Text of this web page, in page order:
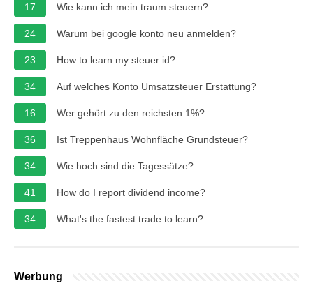
17 Wie kann ich mein traum steuern?
24 Warum bei google konto neu anmelden?
23 How to learn my steuer id?
34 Auf welches Konto Umsatzsteuer Erstattung?
16 Wer gehört zu den reichsten 1%?
36 Ist Treppenhaus Wohnfläche Grundsteuer?
34 Wie hoch sind die Tagessätze?
41 How do I report dividend income?
34 What's the fastest trade to learn?
Werbung